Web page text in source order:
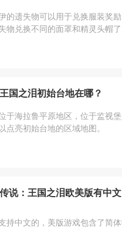
的遗失物可以用于兑换服装奖
兑换不同的面罩和精灵头帽了
国之泪初始台地在哪？
于海拉鲁平原地区，位于监视
亮初始台地的区域地图。
说：王国之泪欧美版有中文
持中文的，美版游戏包含了简